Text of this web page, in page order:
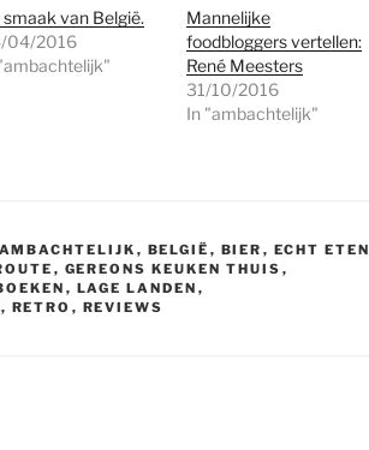
smaak van België.
04/2016
Mannelijke
foodbloggers vertellen:
René Meesters
31/10/2016
In "ambachtelijk"
AMBACHTELIJK , BELGIË , BIER , ECHT ETEN
, GEREONS KEUKEN THUIS ,
, LAGE LANDEN ,
, RETRO , REVIEWS